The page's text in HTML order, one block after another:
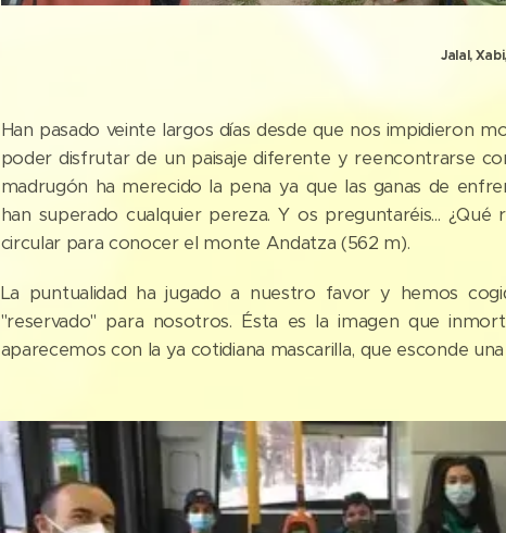
Jalal,
Han pasado veinte largos días desde que nos impidieron
poder disfrutar de un paisaje diferente y reencontrarse
madrugón ha merecido la pena ya que las ganas de
han superado cualquier pereza. Y os preguntaréis...
circular para conocer el monte Andatza (562 m).
La puntualidad ha jugado a nuestro favor y hemos
"reservado" para nosotros. Ésta es la imagen que
aparecemos con la ya cotidiana mascarilla, que esconde